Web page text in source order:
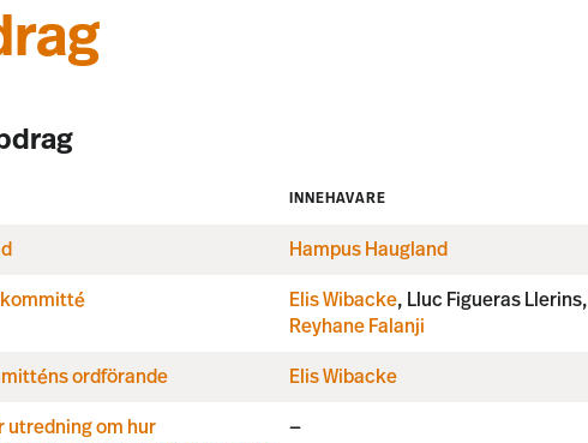
INNEHAVARE
Hampus Haugland
Elis Wibacke, Lluc Figueras Llerins,
Reyhane Falanji
ordförande Elis Wibacke
utredning om hur
—